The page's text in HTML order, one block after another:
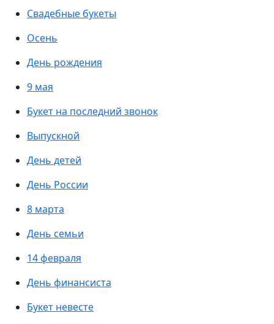
Свадебные букеты
Осень
День рождения
9 мая
Букет на последний звонок
Выпускной
День детей
День России
8 марта
День семьи
14 февраля
День финансиста
Букет невесте